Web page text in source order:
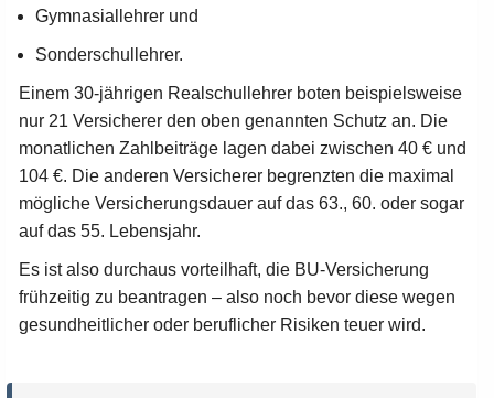
Gymnasiallehrer und
Sonderschullehrer.
Einem 30-jährigen Realschullehrer boten beispielsweise
nur 21 Versicherer den oben genannten Schutz an. Die
monatlichen Zahlbeiträge lagen dabei zwischen 40 € und
104 €. Die anderen Versicherer begrenzten die maximal
mögliche Versicherungsdauer auf das 63., 60. oder sogar
auf das 55. Lebensjahr.
Es ist also durchaus vorteilhaft, die BU-Versicherung
frühzeitig zu beantragen – also noch bevor diese wegen
gesundheitlicher oder beruflicher Risiken teuer wird.